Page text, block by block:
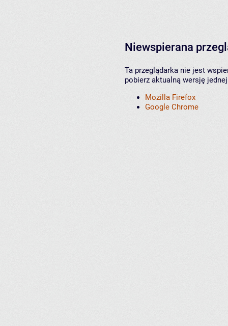
Niewspierana
Ta przeglądarka nie jest
pobierz aktualną wersję
Mozilla Firefox
Google Chrome